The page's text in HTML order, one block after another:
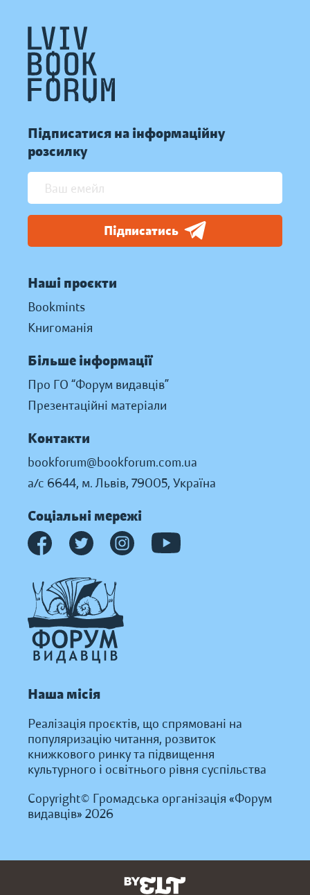
Підписатися на інформаційну
розсилку
Підписатись
Наші проєкти
Bookmints
Книгоманія
Більше інформації
Про ГО “Форум видавців”
Презентаційні матеріали
Контакти
bookforum@bookforum.com.ua
а/с 6644, м. Львів, 79005, Україна
Соціальні мережі
Наша місія
Реалізація проєктів, що спрямовані на
популяризацію читання, розвиток
книжкового ринку та підвищення
культурного і освітнього рівня суспільства
Copyright© Громадська організація «Форум
видавців» 2026